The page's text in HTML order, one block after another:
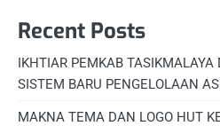
Recent Posts
IKHTIAR PEMKAB TASIKMALAYA
SISTEM BARU PENGELOLAAN
MAKNA TEMA DAN LOGO HUT